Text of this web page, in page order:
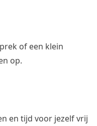
of een klein
op.
en tijd voor jezelf vrij